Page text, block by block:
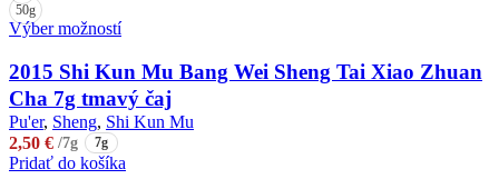
50g
Výber možnostíTento
má
viacero
variantov.
Možnosti
môžete
2015 Shi Kun Mu Bang Wei Sheng Tai Xiao Zhuan
Cha 7g tmavý čaj
Pu'er, Sheng, Shi Kun Mu
2,50 € /7g 7g
Pridať do košíka